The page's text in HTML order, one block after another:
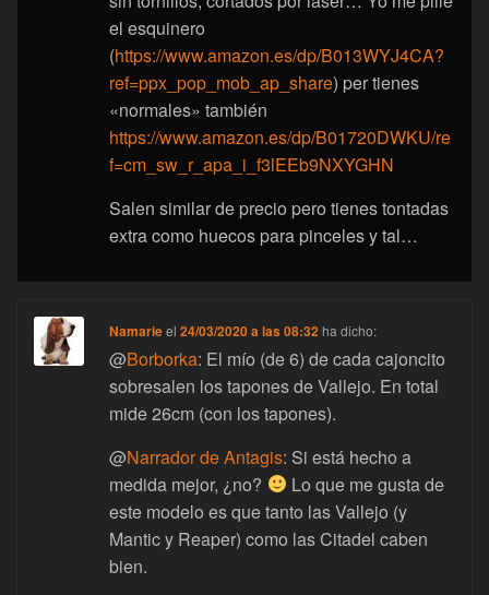
el esquinero
(https://www.amazon.es/dp/B013WYJ4CA?
ref=ppx_pop_mob_ap_share) per tienes
«normales» también
https://www.amazon.es/dp/B01720DWKU/re
f=cm_sw_r_apa_i_f3lEEb9NXYGHN
Salen similar de precio pero tienes tontadas
extra como huecos para pinceles y tal…
Namarieel24/03/2020 a las 08:32 ha dicho:
@Borborka: El mío (de 6) de cada cajoncito
sobresalen los tapones de Vallejo. En total
mide 26cm (con los tapones).
@Narrador de Antagis: Si está hecho a
medida mejor, ¿no?
Lo que me gusta de
este modelo es que tanto las Vallejo (y
Mantic y Reaper) como las Citadel caben
bien.